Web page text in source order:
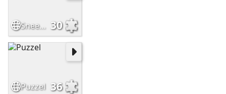
Sneeuwpop 30
Puzzel 36